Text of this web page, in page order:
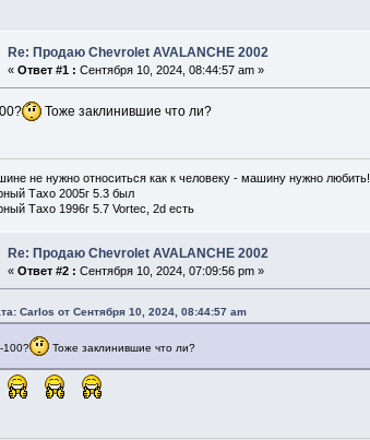
Re: Продаю Chevrolet AVALANCHE 2002
« Ответ #1 : Сентября 10, 2024, 08:44:57 am »
Тоже заклинившие что ли?
не нужно относиться как к человеку - машину нужно любить!
Тахо 2005г 5.3 был
Тахо 1996г 5.7 Vortec, 2d есть
Re: Продаю Chevrolet AVALANCHE 2002
« Ответ #2 : Сентября 10, 2024, 07:09:56 pm »
Carlos от Сентября 10, 2024, 08:44:57 am
100? Тоже заклинившие что ли?